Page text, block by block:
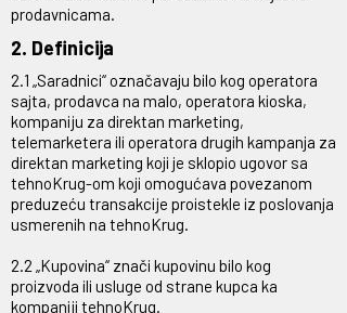
prodavnicama.
2. Definicija
2.1 „Saradnici“ označavaju bilo kog operatora
sajta, prodavca na malo, operatora kioska,
kompaniju za direktan marketing,
telemarketera ili operatora drugih kampanja za
direktan marketing koji je sklopio ugovor sa
tehnoKrug-om koji omogućava povezanom
preduzeću transakcije proistekle iz poslovanja
usmerenih na tehnoKrug.
2.2 „Kupovina“ znači kupovinu bilo kog
proizvoda ili usluge od strane kupca ka
kompaniji tehnoKrug.